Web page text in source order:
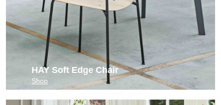
HAY Soft Edge Chair
Shop